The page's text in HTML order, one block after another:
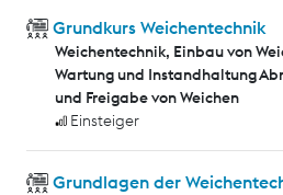
Grundkurs Weichentechnik
Weichentechnik, Einbau von
Wartung und Instandhaltung
und Freigabe von Weichen
Einsteiger
Grundlagen der